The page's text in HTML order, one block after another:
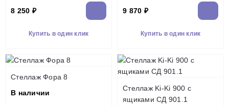
8 250 ₽
Купить в один клик
9 870 ₽
Купить в один клик
Стеллаж Фора 8
В наличии
Стеллаж Ki-Ki 900 с
ящиками СД 901.1